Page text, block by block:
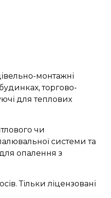
монтажні
торгово-
для теплових
чи
системи та
опалення з
Тільки ліцензовані